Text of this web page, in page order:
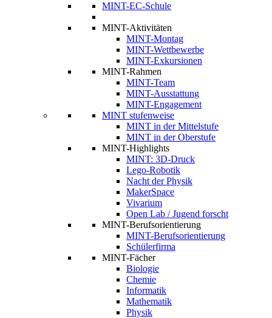
MINT-EC-Schule
MINT-Aktivitäten
MINT-Montag
MINT-Wettbewerbe
MINT-Exkursionen
MINT-Rahmen
MINT-Team
MINT-Ausstattung
MINT-Engagement
MINT stufenweise
MINT in der Mittelstufe
MINT in der Oberstufe
MINT-Highlights
MINT: 3D-Druck
Lego-Robotik
Nacht der Physik
MakerSpace
Vivarium
Open Lab / Jugend forscht
MINT-Berufsorientierung
MINT-Berufsorientierung
Schülerfirma
MINT-Fächer
Biologie
Chemie
Informatik
Mathematik
Physik